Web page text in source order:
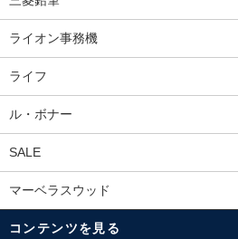
ライオン事務機
ライフ
ル・ボナー
SALE
マーベラスウッド
コンテンツを見る